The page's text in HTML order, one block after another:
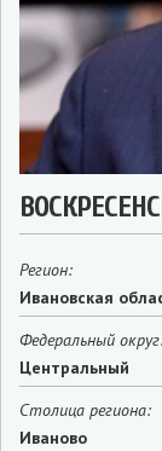
Регион:
Ивановская
Федеральный
Центральный
Столица региона:
Иваново